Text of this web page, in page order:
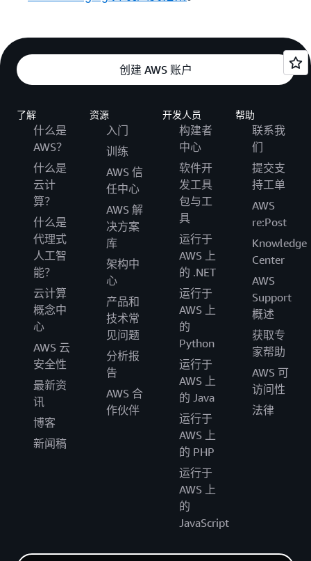
创建 AWS 账户
了解
什么是
AWS？
什么是
云计
算？
什么是
代理式
人工智
能？
云计算
概念中
心
AWS 云
安全性
最新资
讯
博客
新闻稿
资源
入门
训练
AWS 信
任中心
AWS 解
决方案
库
架构中
心
产品和
技术常
见问题
分析报
告
AWS 合
作伙伴
开发人员
构建者
中心
软件开
发工具
包与工
具
运行于
AWS 上
的 .NET
运行于
AWS 上
的
Python
运行于
AWS 上
的 Java
运行于
AWS 上
的 PHP
运行于
AWS 上
的
JavaScript
帮助
联系我
们
提交支
持工单
AWS
re:Post
Knowledge
Center
AWS
Support
概述
获取专
家帮助
AWS 可
访问性
法律